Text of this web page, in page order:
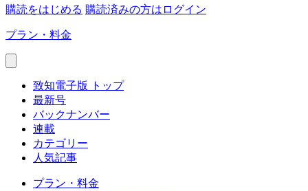
購読をはじめる 購読済みの方はログイン
プラン・料金
致知電子版 トップ
最新号
バックナンバー
連載
カテゴリー
人気記事
プラン・料金